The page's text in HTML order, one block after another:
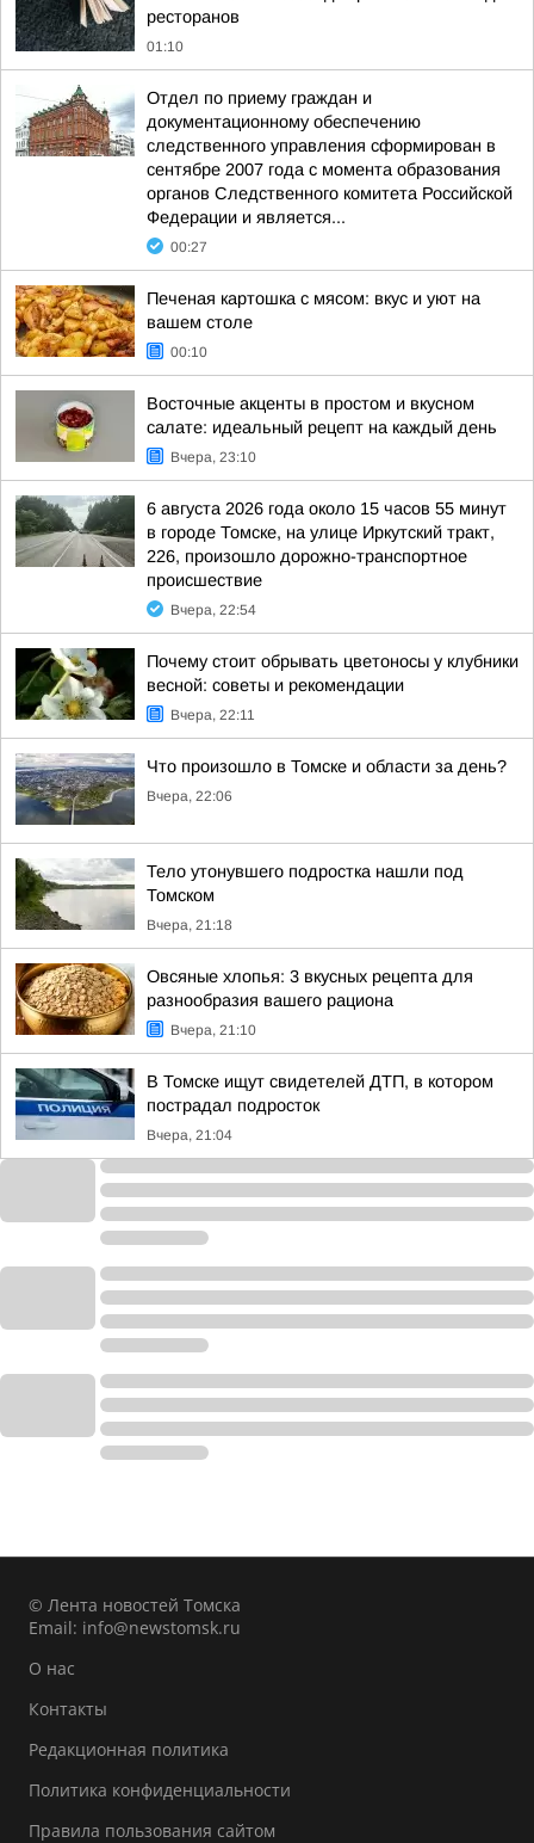
ресторанов
01:10
Отдел по приему граждан и
документационному обеспечению
следственного управления сформирован в
сентябре 2007 года с момента образования
органов Следственного комитета Российской
Федерации и является...
00:27
Печеная картошка с мясом: вкус и уют на
вашем столе
00:10
Восточные акценты в простом и вкусном
салате: идеальный рецепт на каждый день
Вчера, 23:10
6 августа 2026 года около 15 часов 55 минут
в городе Томске, на улице Иркутский тракт,
226, произошло дорожно-транспортное
происшествие
Вчера, 22:54
Почему стоит обрывать цветоносы у клубники
весной: советы и рекомендации
Вчера, 22:11
Что произошло в Томске и области за день?
Вчера, 22:06
Тело утонувшего подростка нашли под
Томском
Вчера, 21:18
Овсяные хлопья: 3 вкусных рецепта для
разнообразия вашего рациона
Вчера, 21:10
В Томске ищут свидетелей ДТП, в котором
пострадал подросток
Вчера, 21:04
© Лента новостей Томска
Email: info@newstomsk.ru
О нас
Контакты
Редакционная политика
Политика конфиденциальности
Правила пользования сайтом